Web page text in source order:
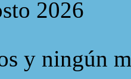
2026
y ningún